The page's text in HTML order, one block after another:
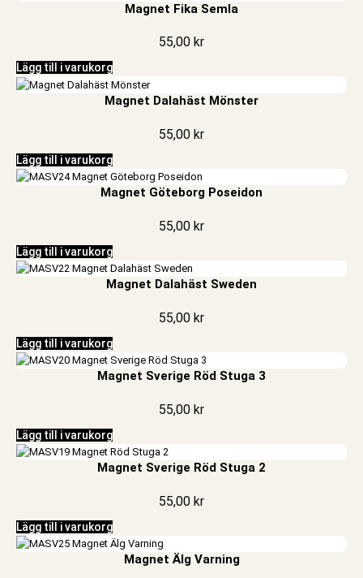
Magnet Fika Semla
55,00 kr
Lägg till i varukorg
Magnet Dalahäst Mönster
55,00 kr
Lägg till i varukorg
Magnet Göteborg Poseidon
55,00 kr
Lägg till i varukorg
Magnet Dalahäst Sweden
55,00 kr
Lägg till i varukorg
Magnet Sverige Röd Stuga 3
55,00 kr
Lägg till i varukorg
Magnet Sverige Röd Stuga 2
55,00 kr
Lägg till i varukorg
Magnet Älg Varning